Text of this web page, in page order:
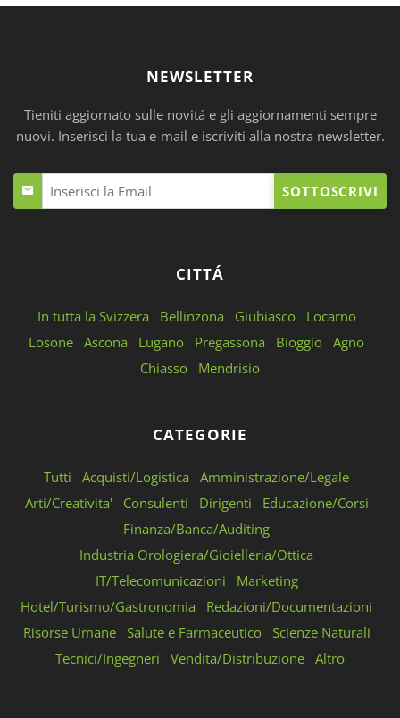
NEWSLETTER
Tieniti aggiornato sulle novitá e gli aggiornamenti sempre
nuovi. Inserisci la tua e-mail e iscriviti alla nostra newsletter.
SOTTOSCRIVI
CITTÁ
In tutta la Svizzera Bellinzona Giubiasco
Locarno
Losone Ascona Lugano Pregassona Bioggio Agno
Chiasso
Mendrisio
CATEGORIE
Tutti Acquisti/Logistica
Amministrazione/Legale
Arti/Creativita'
Consulenti Dirigenti
Educazione/Corsi
Finanza/Banca/Auditing
Industria Orologiera/Gioielleria/Ottica
IT/Telecomunicazioni
Marketing
Hotel/Turismo/Gastronomia
Redazioni/Documentazioni
Risorse Umane
Salute e Farmaceutico
Scienze Naturali
Tecnici/Ingegneri
Vendita/Distribuzione Altro